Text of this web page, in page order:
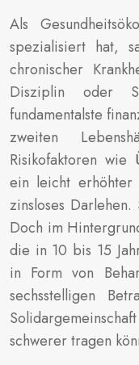
Als
spezialisiert hat,
chronischer
Disziplin oder
fundamentalste
zweiten
Risikofaktoren wie
ein leicht erhöhter
zinsloses
Doch im
die in 10 bis 15
in Form von
sechsstelligen
schwerer tragen